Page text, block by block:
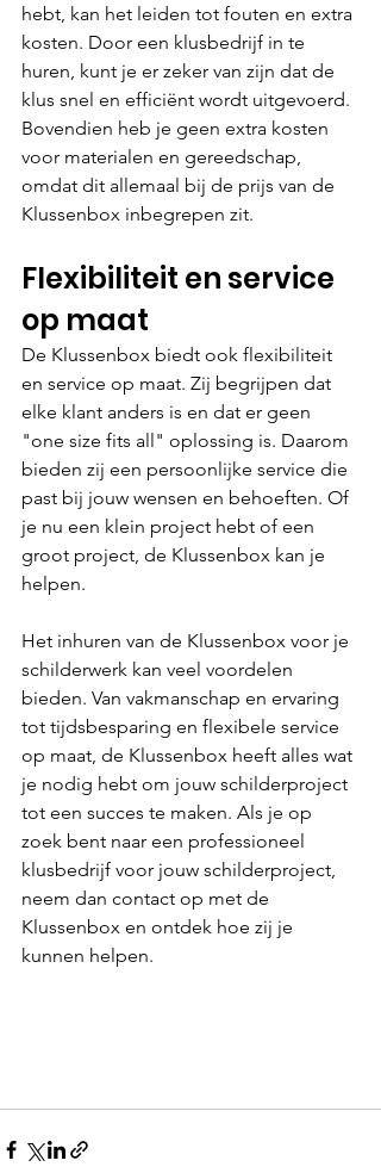
hebt, kan het leiden tot fouten en extra
kosten. Door een klusbedrijf in te
huren, kunt je er zeker van zijn dat de
klus snel en efficiënt wordt uitgevoerd.
Bovendien heb je geen extra kosten
voor materialen en gereedschap,
omdat dit allemaal bij de prijs van de
Klussenbox inbegrepen zit.
Flexibiliteit en service
op maat
De Klussenbox biedt ook flexibiliteit
en service op maat. Zij begrijpen dat
elke klant anders is en dat er geen
"one size fits all" oplossing is. Daarom
bieden zij een persoonlijke service die
past bij jouw wensen en behoeften. Of
je nu een klein project hebt of een
groot project, de Klussenbox kan je
helpen.
Het inhuren van de Klussenbox voor je
schilderwerk kan veel voordelen
bieden. Van vakmanschap en ervaring
tot tijdsbesparing en flexibele service
op maat, de Klussenbox heeft alles wat
je nodig hebt om jouw schilderproject
tot een succes te maken. Als je op
zoek bent naar een professioneel
klusbedrijf voor jouw schilderproject,
neem dan contact op met de
Klussenbox en ontdek hoe zij je
kunnen helpen.